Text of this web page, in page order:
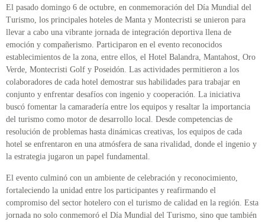
El pasado domingo 6 de octubre, en conmemoración del Día Mundial del
Turismo, los principales hoteles de Manta y Montecristi se unieron para
llevar a cabo una vibrante jornada de integración deportiva llena de
emoción y compañerismo. Participaron en el evento reconocidos
establecimientos de la zona, entre ellos, el Hotel Balandra, Mantahost, Oro
Verde, Montecristi Golf y Poseidón. Las actividades permitieron a los
colaboradores de cada hotel demostrar sus habilidades para trabajar en
conjunto y enfrentar desafíos con ingenio y cooperación. La iniciativa
buscó fomentar la camaradería entre los equipos y resaltar la importancia
del turismo como motor de desarrollo local. Desde competencias de
resolución de problemas hasta dinámicas creativas, los equipos de cada
hotel se enfrentaron en una atmósfera de sana rivalidad, donde el ingenio y
la estrategia jugaron un papel fundamental.
El evento culminó con un ambiente de celebración y reconocimiento,
fortaleciendo la unidad entre los participantes y reafirmando el
compromiso del sector hotelero con el turismo de calidad en la región. Esta
jornada no solo conmemoró el Día Mundial del Turismo, sino que también